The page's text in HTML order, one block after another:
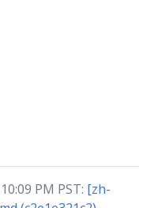
PM PST: [zh-